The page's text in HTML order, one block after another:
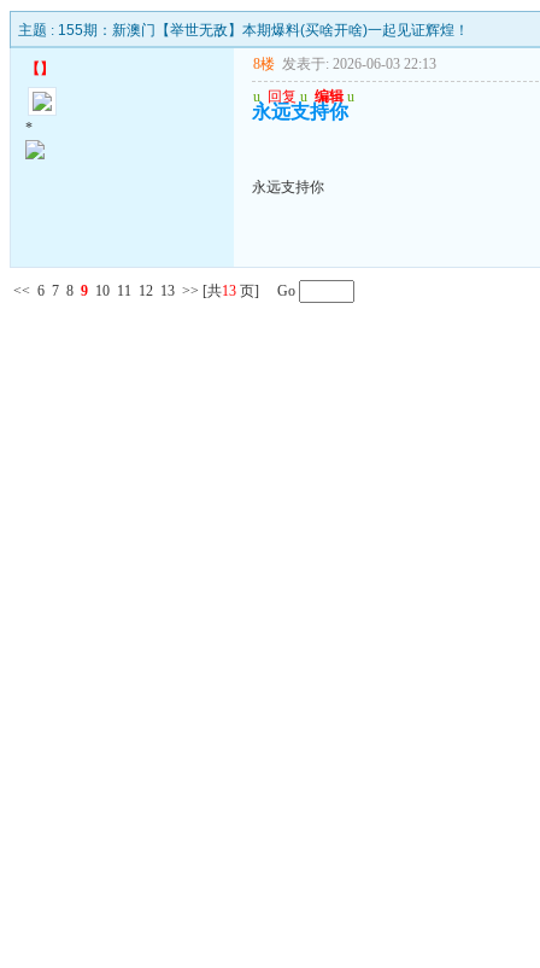
主题 : 155期：新澳门【举世无敌】本期爆料(买啥开啥)一起见证辉煌！
【 】
*
8楼 发表于: 2026-06-03 22:13
u 回复 u 编辑 u
永远支持你
永远支持你
<< 6 7 8 9 10 11 12 13 >> [共13 页] Go